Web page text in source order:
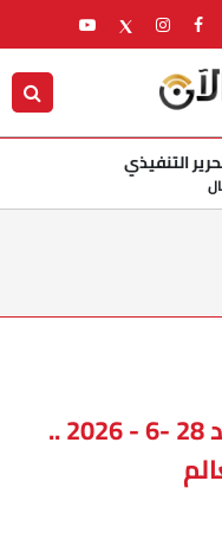
التنفيذي
مواعيد مباريات اليوم الأحد 28 -6 - 2026 ..